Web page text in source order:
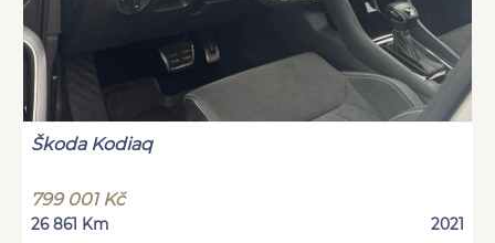
Škoda Kodiaq
799 001 Kč
26 861 Km 2021